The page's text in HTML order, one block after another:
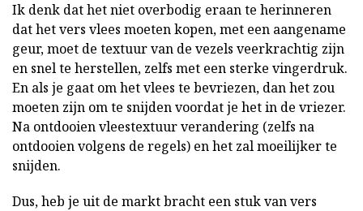
Ik denk dat het niet overbodig eraan te herinneren
dat het vers vlees moeten kopen, met een aangename
geur, moet de textuur van de vezels veerkrachtig zijn
en snel te herstellen, zelfs met een sterke vingerdruk.
En als je gaat om het vlees te bevriezen, dan het zou
moeten zijn om te snijden voordat je het in de vriezer.
Na ontdooien vleestextuur verandering (zelfs na
ontdooien volgens de regels) en het zal moeilijker te
snijden.
Dus, heb je uit de markt bracht een stuk van vers